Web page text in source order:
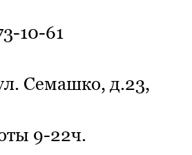
10-61
Семашко, д.23,
9-22ч.